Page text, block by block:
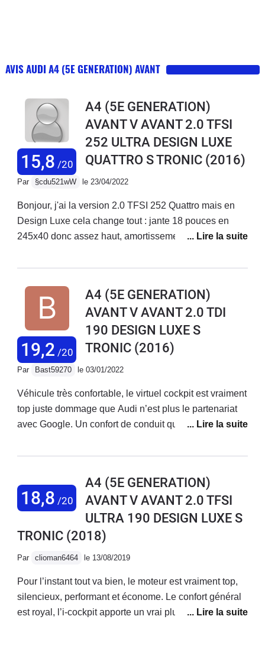
AVIS AUDI A4 (5E GENERATION) AVANT
15,8 /20
A4 (5E GENERATION)
AVANT V AVANT 2.0 TFSI
252 ULTRA DESIGN LUXE
QUATTRO S TRONIC (2016)
Par §cdu521wW le 23/04/2022
Bonjour, j'ai la version 2.0 TFSI 252 Quattro mais en
Design Luxe cela change tout : jante 18 pouces en
245x40 donc assez haut, amortissement confort, siege
bien plus reactive que sur la A1 1.8 Tfsi ( de ma femme
douceur et dans un silence surprenant ( vitre AV
feuilletée ). Pour autant le chrono est seul juge 26 s au
1000 m et 5.9 s au 0 a 100 meme la BMW 330 i est
battue....Trés bonne routiere confortable tout en etant
dynamique, silencieuse.Pour moi c'est le compromis
ideale entre la BMW et la Mercedes.Bonne route CD
19,2 /20
A4 (5E GENERATION)
AVANT V AVANT 2.0 TDI
190 DESIGN LUXE S
TRONIC (2016)
Par Bast59270 le 03/01/2022
Véhicule très confortable, le virtuel cockpit est vraiment
top juste dommage que Audi n’est plus le partenariat
avec Google. Un confort de conduit qui m’a
vraiment très bien avec une gestion du véhicule via le
pour peut de fonctionnalité. Autrement la véritable
deutsche qualité
18,8 /20
A4 (5E GENERATION)
AVANT V AVANT 2.0 TFSI
ULTRA 190 DESIGN LUXE S
TRONIC (2018)
Par clioman6464 le 13/08/2019
Pour l’instant tout va bien, le moteur est vraiment top,
silencieux, performant et économe. Le confort général
est royal, l’i-cockpit apporte un vrai plus! La voiture a